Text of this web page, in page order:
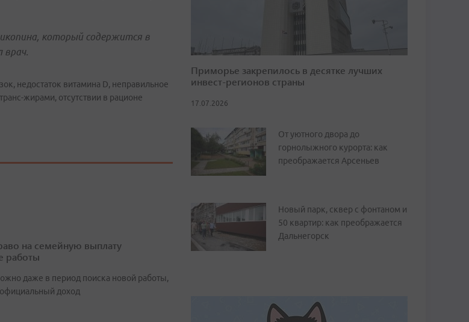
который содержится в
врач.
недостаток витамина D, неправильное
жирами, отсутствии в рационе
на семейную выплату
работы
даже в период поиска новой работы,
доход
Приморье закрепилось в десятке лучших
инвест-регионов страны
17.07.2026
От уютного двора до
горнолыжного курорта: как
преображается Арсеньев
Новый парк, сквер с фонтаном и
50 квартир: как преображается
Дальнегорск